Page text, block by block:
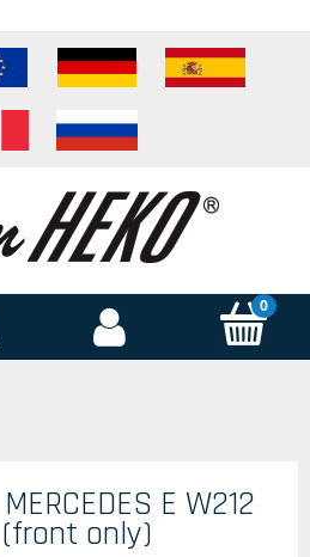
E W212
only)